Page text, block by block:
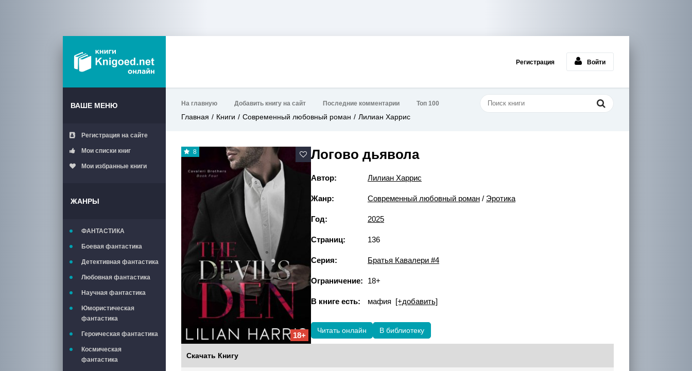
Регистрация Войти
ВАШЕ МЕНЮ
Регистрация на сайте
Мои списки книг
Мои избранные книги
ЖАНРЫ
ФАНТАСТИКА
Боевая фантастика
Детективная фантастика
Любовная фантастика
Научная фантастика
Юмористическая
фантастика
Героическая фантастика
Космическая
фантастика
На главную Добавить книгу на сайт Последние комментарии Топ 100
Главная Книги Современный любовный роман Лилиан Харрис
8
18+
Логово дьявола
Автор: Лилиан Харрис
Жанр: Современный любовный роман / Эротика
Год: 2025
Страниц: 136
Серия: Братья Кавалери #4
Ограничение: 18+
В книге есть: мафия [+добавить]
Читать онлайн В библиотеку
Скачать Книгу